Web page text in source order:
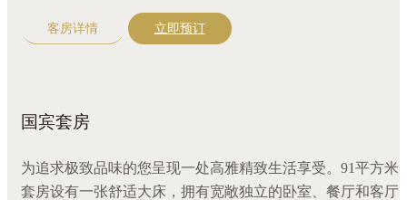
室，满足住客同时使用。置身于此房型中，两个卧房都能欣
到优美庭园景致。
客房详情 立即预订
国宾套房
为追求极致品味的您呈现一处高雅精致生活享受。91平方米
套房设有一张舒适大床，拥有宽敞独立的卧室、餐厅和客厅